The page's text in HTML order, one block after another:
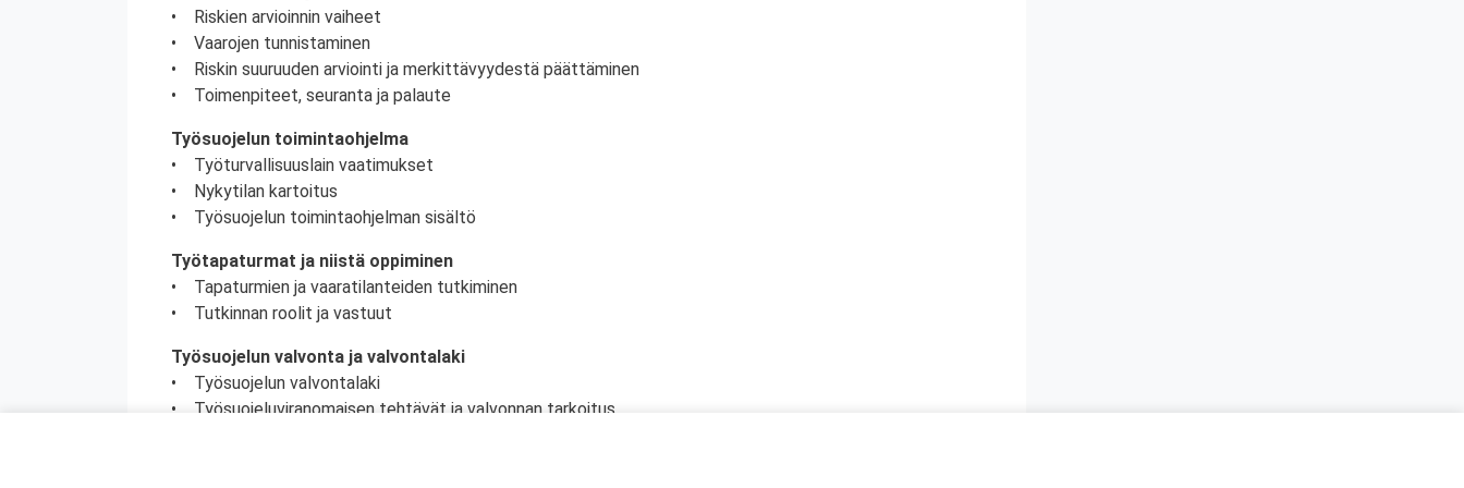
• Riskien arvioinnin vaiheet
• Vaarojen tunnistaminen
• Riskin suuruuden arviointi ja merkittävyydestä päättäminen
• Toimenpiteet, seuranta ja palaute
Työsuojelun toimintaohjelma
• Työturvallisuuslain vaatimukset
• Nykytilan kartoitus
• Työsuojelun toimintaohjelman sisältö
Työtapaturmat ja niistä oppiminen
• Tapaturmien ja vaaratilanteiden tutkiminen
• Tutkinnan roolit ja vastuut
Työsuojelun valvonta ja valvontalaki
• Työsuojelun valvontalaki
• Työsuojeluviranomaisen tehtävät ja valvonnan tarkoitus